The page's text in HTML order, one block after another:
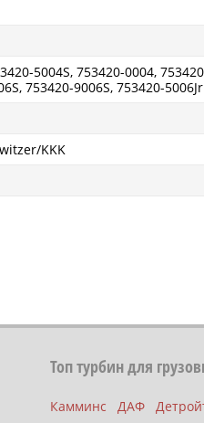
5004S, 753420-0004,
753420-9006S, 753420-5006Jr
KKK
Топ турбин для
Камминс ДАФ